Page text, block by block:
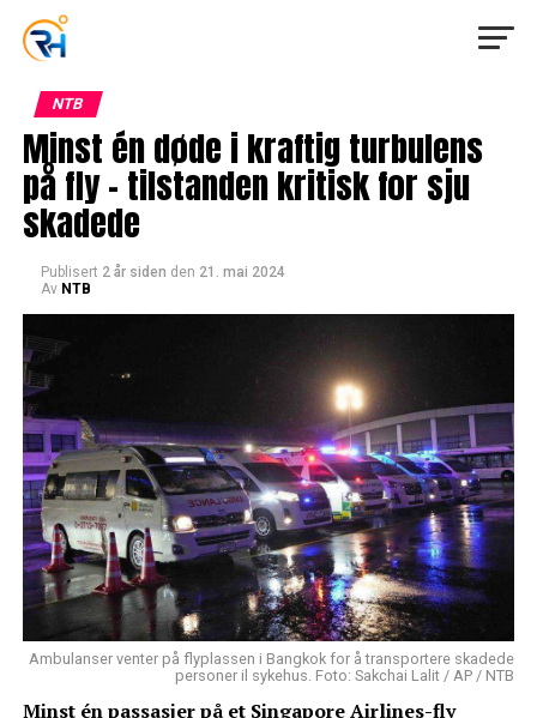
NTB
Minst én døde i kraftig turbulens
på fly – tilstanden kritisk for sju
skadede
Publisert 2 år siden den 21. mai 2024
Av NTB
Ambulanser venter på flyplassen i Bangkok for å transportere skadede
personer il sykehus. Foto: Sakchai Lalit / AP / NTB
Minst én passasjer på et Singapore Airlines-fly